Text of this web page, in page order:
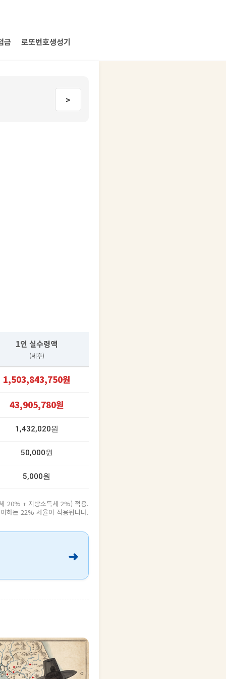
금 로또번호생성기
>
1인 실수령액
(세후)
1,503,843,750원
43,905,780원
1,432,020원
50,000원
5,000원
20% + 지방소득세 2%) 적용.
하는 22% 세율이 적용됩니다.
➜